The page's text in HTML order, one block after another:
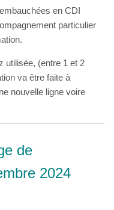
en CDI
particulier
utilisée, (entre 1 et 2
va être faite à
nouvelle ligne voire
de
2024